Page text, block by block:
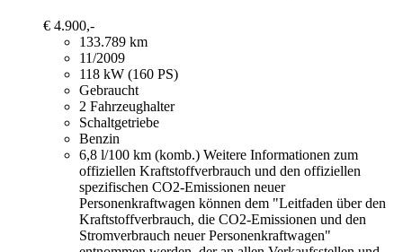
€ 4.900,-
133.789 km
11/2009
118 kW (160 PS)
Gebraucht
2 Fahrzeughalter
Schaltgetriebe
Benzin
6,8 l/100 km (komb.) Weitere Informationen zum
offiziellen Kraftstoffverbrauch und den offiziellen
spezifischen CO2-Emissionen neuer
Personenkraftwagen können dem "Leitfaden über den
Kraftstoffverbrauch, die CO2-Emissionen und den
Stromverbrauch neuer Personenkraftwagen"